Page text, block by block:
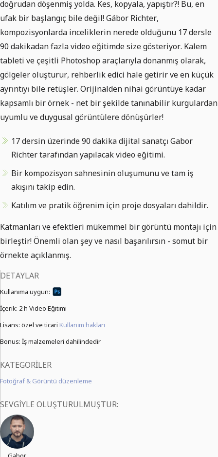
doğrudan döşenmiş yolda. Kes, kopyala, yapıştır?! Bu, en
ufak bir başlangıç bile değil! Gábor Richter,
kompozisyonlarda inceliklerin nerede olduğunu 17 dersle
90 dakikadan fazla video eğitimde size gösteriyor. Kalem
tableti ve çeşitli Photoshop araçlarıyla donanmış olarak,
gölgeler oluşturur, rehberlik edici hale getirir ve en küçük
ayrıntıyı bile retüşler. Orijinalden nihai görüntüye kadar
kapsamlı bir örnek - net bir şekilde tanınabilir kurgulardan
uyumlu ve duygusal görüntülere dönüşürler!
17 dersin üzerinde 90 dakika dijital sanatçı Gabor
Richter tarafından yapılacak video eğitimi.
Bir kompozisyon sahnesinin oluşumunu ve tam iş
akışını takip edin.
Katılım ve pratik öğrenim için proje dosyaları dahildir.
Katmanları ve efektleri mükemmel bir görüntü montajı için
birleştir! Önemli olan şey ve nasıl başarılırsın - somut bir
örnekte açıklanmış.
DETAYLAR
Kullanıma uygun:
İçerik: 2 h Video Eğitimi
Lisans: özel ve ticari Kullanım hakları
Bonus: İş malzemeleri dahilindedir
KATEGORILER
Fotoğraf & Görüntü düzenleme
SEVGIYLE OLUŞTURULMUŞTUR: